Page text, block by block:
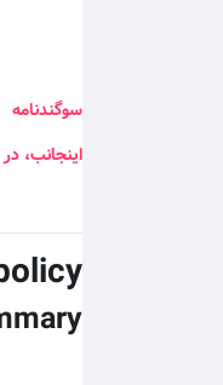
سوگندنامه
اینجانب،